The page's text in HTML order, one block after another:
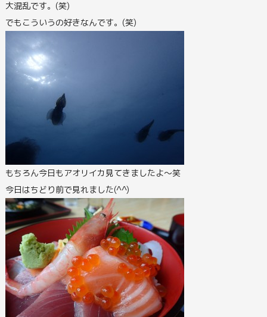
大混乱です。(笑)
でもこういうの好きなんです。(笑)
もちろん今日もアオリイカ見てきましたよ～笑
今日はちどり前で見れました(^^)